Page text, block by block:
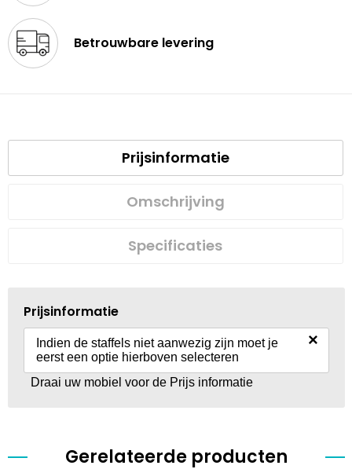
Betrouwbare levering
Prijsinformatie
Omschrijving
Specificaties
Prijsinformatie
Indien de staffels niet aanwezig zijn moet je
eerst een optie hierboven selecteren
×
Draai uw mobiel voor de Prijs informatie
Gerelateerde producten